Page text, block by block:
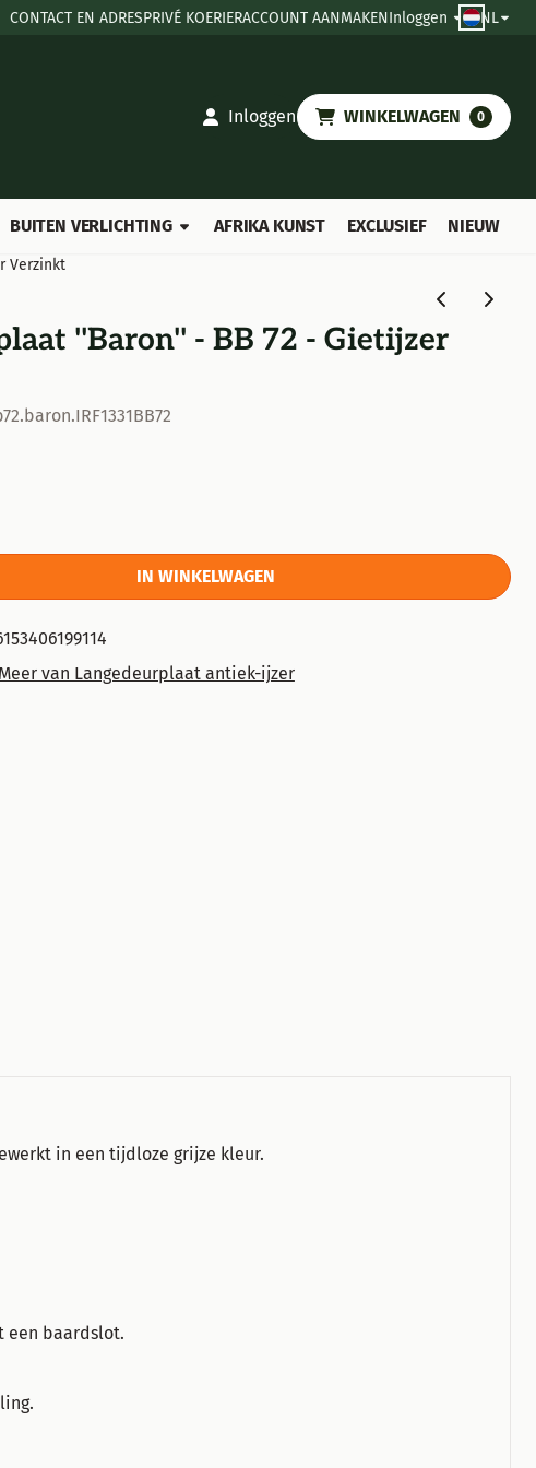
CONTACT EN ADRESPRIVÉ KOERIERACCOUNT AANMAKENInloggen NL
Inloggen WINKELWAGEN 0
BUITEN VERLICHTING AFRIKA KUNST EXCLUSIEF NIEUW
Verzinkt
''Baron'' - BB 72 - Gietijzer
IN WINKELWAGEN
Meer van Langedeurplaat antiek-ijzer
in een tijdloze grijze kleur.
een baardslot.